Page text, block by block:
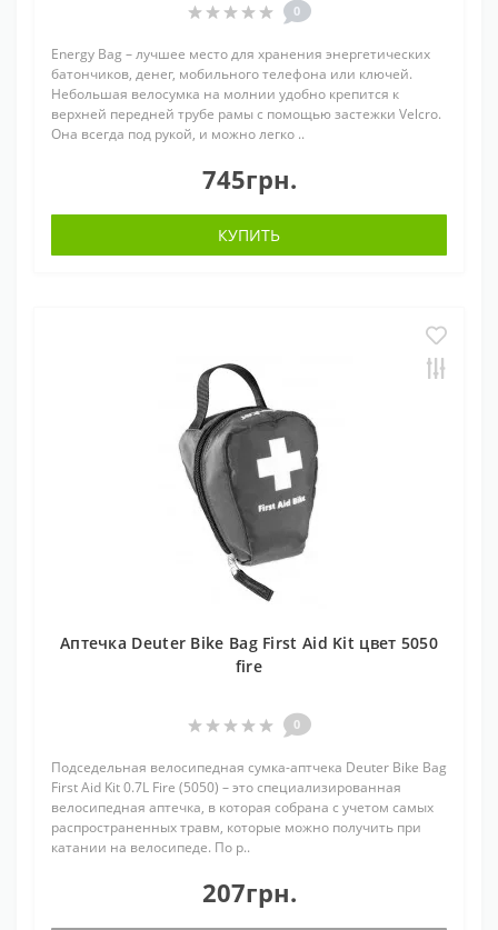
0
Energy Bag – лучшее место для хранения энергетических
батончиков, денег, мобильного телефона или ключей.
Небольшая велосумка на молнии удобно крепится к
верхней передней трубе рамы с помощью застежки Velcro.
Она всегда под рукой, и можно легко ..
745грн.
КУПИТЬ
Аптечка Deuter Bike Bag First Aid Kit цвет 5050
fire
0
Подседельная велосипедная сумка-аптчека Deuter Bike Bag
First Aid Kit 0.7L Fire (5050) – это специализированная
велосипедная аптечка, в которая собрана с учетом самых
распространенных травм, которые можно получить при
катании на велосипеде. По р..
207грн.